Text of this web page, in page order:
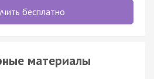
бесплатно
материалы